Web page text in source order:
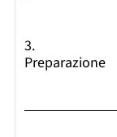
3.
Preparazione